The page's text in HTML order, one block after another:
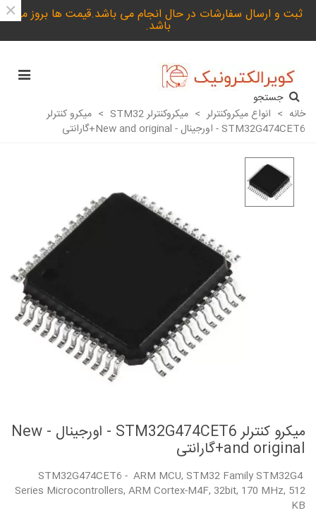
ثبت و ارسال سفارشات در حال انجام می باشد.قیمت ها بروز می
باشد.
×
جستجو
خانه > انواع میکروکنترلر > میکروکنترلر STM32 > میکرو کنترلر
STM32G474CET6 - اورجینال - New and original+گارانتی
میکرو کنترلر STM32G474CET6 - اورجینال - New
and original+گارانتی
STM32G474CET6 - ARM MCU, STM32 Family STM32G4
Series Microcontrollers, ARM Cortex-M4F, 32bit, 170 MHz, 512
KB